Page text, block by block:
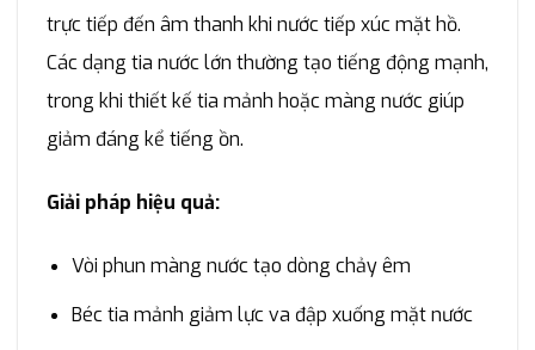
trực tiếp đến âm thanh khi nước tiếp xúc mặt hồ.
Các dạng tia nước lớn thường tạo tiếng động mạnh,
trong khi thiết kế tia mảnh hoặc màng nước giúp
giảm đáng kể tiếng ồn.
Giải pháp hiệu quả:
Vòi phun màng nước tạo dòng chảy êm
Béc tia mảnh giảm lực va đập xuống mặt nước